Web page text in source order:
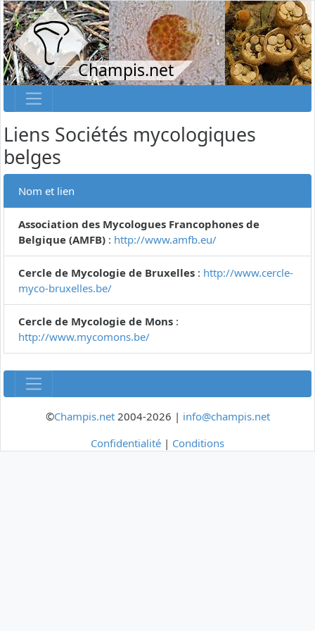
Champis.net
Liens Sociétés mycologiques
belges
Nom et lien
Association des Mycologues Francophones de
Belgique (AMFB) : http://www.amfb.eu/
Cercle de Mycologie de Bruxelles : http://www.cercle-
myco-bruxelles.be/
Cercle de Mycologie de Mons :
http://www.mycomons.be/
©Champis.net2004-2026 | info@champis.net
Confidentialité | Conditions